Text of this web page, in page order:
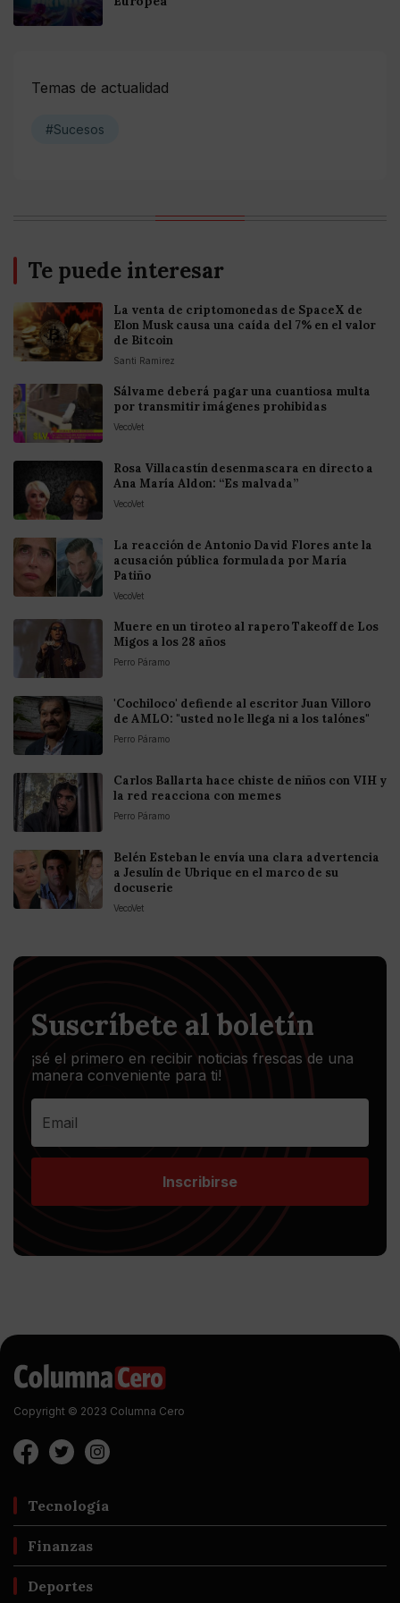
Temas de actualidad
#Sucesos
Te puede interesar
La venta de criptomonedas de SpaceX de
Elon Musk causa una caída del 7% en el valor
de Bitcoin
Santi Ramirez
Sálvame deberá pagar una cuantiosa multa
por transmitir imágenes prohibidas
VecoVet
Rosa Villacastín desenmascara en directo a
Ana María Aldon: “Es malvada”
VecoVet
La reacción de Antonio David Flores ante la
acusación pública formulada por María
Patiño
VecoVet
Muere en un tiroteo al rapero Takeoff de Los
Migos a los 28 años
Perro Páramo
'Cochiloco' defiende al escritor Juan Villoro
de AMLO: "usted no le llega ni a los talónes"
Perro Páramo
Carlos Ballarta hace chiste de niños con VIH y
la red reacciona con memes
Perro Páramo
Belén Esteban le envía una clara advertencia
a Jesulín de Ubrique en el marco de su
docuserie
VecoVet
Suscríbete al boletín
¡sé el primero en recibir noticias frescas de una
manera conveniente para ti!
Inscribirse
Copyright © 2023 Columna Cero
Tecnología
Finanzas
Deportes